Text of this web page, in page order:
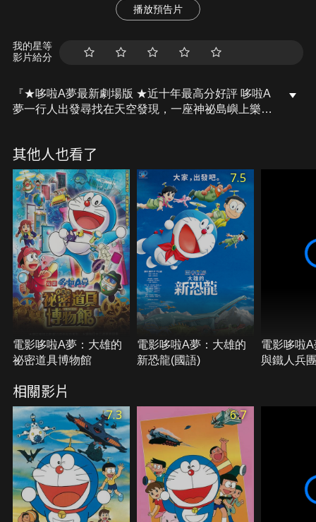
播放預告片
我的星等
影片給分
『★哆啦A夢最新劇場版 ★近十年最高分好評 哆啦A
夢一行人出發尋找在天空發現，一座神祕島嶼上樂園
是哆啦A夢一行人便出發去尋找這座島嶼，並發現一
座可以讓任何人變得完美的夢幻樂園「帕樂達邦」！
他們在那裡認識了完美的貓型機器人索尼亞，同時也
發現樂園背後不可告人的天大秘密……。
其他人也看了
電影哆啦A夢：大雄的
祕密道具博物館
7.5
電影哆啦A夢：大雄的
新恐龍(國語)
電影哆啦
與鐵人兵
相關影片
7.3 6.7